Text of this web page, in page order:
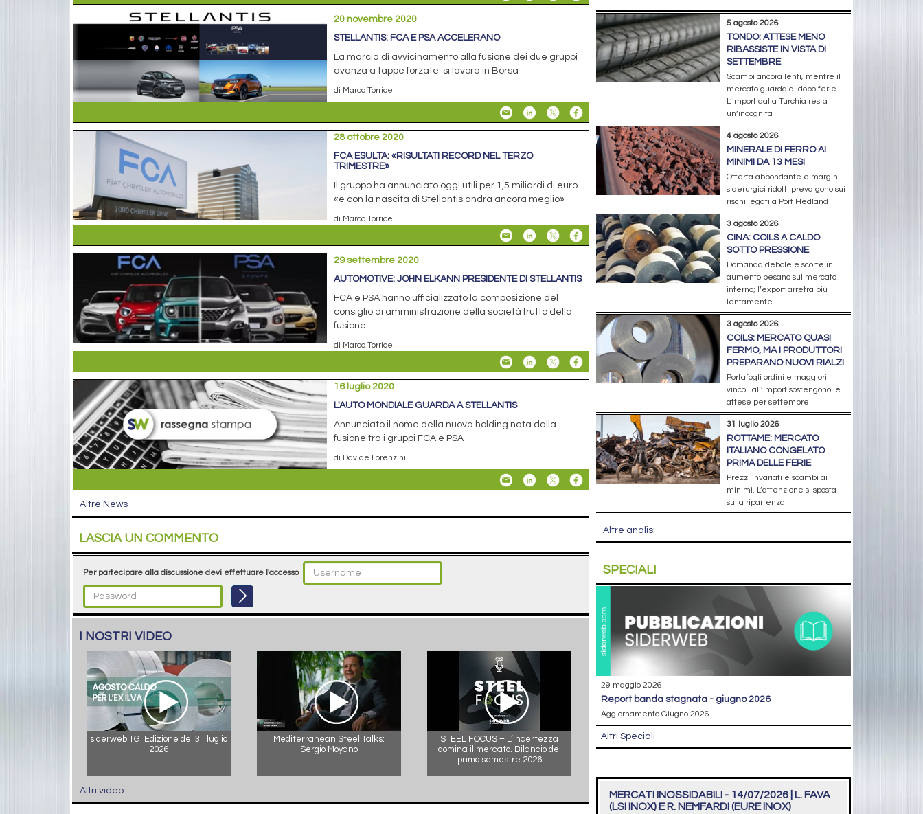
20 novembre 2020
STELLANTIS: FCA E PSA ACCELERANO
La marcia di avvicinamento alla fusione dei due gruppi
avanza a tappe forzate: si lavora in Borsa
di Marco Torricelli
28 ottobre 2020
FCA ESULTA: «RISULTATI RECORD NEL TERZO
TRIMESTRE»
Il gruppo ha annunciato oggi utili per 1,5 miliardi di euro
«e con la nascita di Stellantis andrà ancora meglio»
di Marco Torricelli
29 settembre 2020
AUTOMOTIVE: JOHN ELKANN PRESIDENTE DI STELLANTIS
FCA e PSA hanno ufficializzato la composizione del
consiglio di amministrazione della società frutto della
fusione
di Marco Torricelli
16 luglio 2020
L'AUTO MONDIALE GUARDA A STELLANTIS
Annunciato il nome della nuova holding nata dalla
fusione tra i gruppi FCA e PSA
di Davide Lorenzini
Altre News
LASCIA UN COMMENTO
Per partecipare alla discussione devi effettuare l'accesso
I NOSTRI VIDEO
siderweb TG. Edizione del 31 luglio
2026
Mediterranean Steel Talks:
Sergio Moyano
STEEL FOCUS – L’incertezza
domina il mercato. Bilancio del
primo semestre 2026
Altri video
5 agosto 2026
TONDO: ATTESE MENO
RIBASSISTE IN VISTA DI
SETTEMBRE
Scambi ancora lenti, mentre il
mercato guarda al dopo ferie.
L’import dalla Turchia resta
un’incognita
4 agosto 2026
MINERALE DI FERRO AI
MINIMI DA 13 MESI
Offerta abbondante e margini
siderurgici ridotti prevalgono sui
rischi legati a Port Hedland
3 agosto 2026
CINA: COILS A CALDO
SOTTO PRESSIONE
Domanda debole e scorte in
aumento pesano sul mercato
interno; l’export arretra più
lentamente
3 agosto 2026
COILS: MERCATO QUASI
FERMO, MA I PRODUTTORI
PREPARANO NUOVI RIALZI
Portafogli ordini e maggiori
vincoli all’import sostengono le
attese per settembre
31 luglio 2026
ROTTAME: MERCATO
ITALIANO CONGELATO
PRIMA DELLE FERIE
Prezzi invariati e scambi ai
minimi. L’attenzione si sposta
sulla ripartenza
Altre analisi
SPECIALI
29 maggio 2026
report banda stagnata - giugno 2026
Aggiornamento Giugno 2026
Altri Speciali
MERCATI INOSSIDABILI - 14/07/2026 | L. FAVA
(LSI INOX) E R. NEMFARDI (EURE INOX)